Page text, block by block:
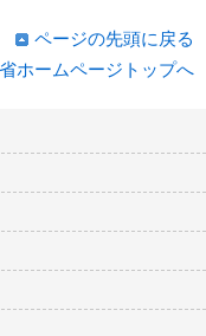
ページの先頭に戻る
ホームページトップへ